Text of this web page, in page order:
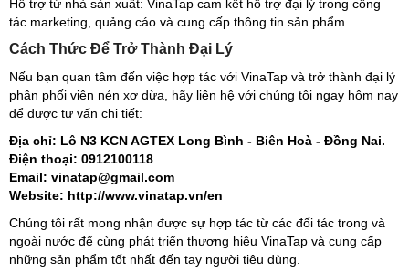
Hỗ trợ từ nhà sản xuất: VinaTap cam kết hỗ trợ đại lý trong công
tác marketing, quảng cáo và cung cấp thông tin sản phẩm.
Cách Thức Để Trở Thành Đại Lý
Nếu bạn quan tâm đến việc hợp tác với VinaTap và trở thành đại lý
phân phối viên nén xơ dừa, hãy liên hệ với chúng tôi ngay hôm nay
để được tư vấn chi tiết:
Địa chỉ: Lô N3 KCN AGTEX Long Bình - Biên Hoà - Đồng Nai.
Điện thoại: 0912100118
Email: vinatap@gmail.com
Website: http://www.vinatap.vn/en
Chúng tôi rất mong nhận được sự hợp tác từ các đối tác trong và
ngoài nước để cùng phát triển thương hiệu VinaTap và cung cấp
những sản phẩm tốt nhất đến tay người tiêu dùng.